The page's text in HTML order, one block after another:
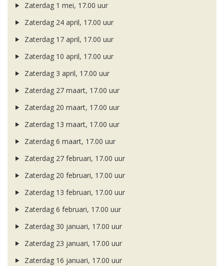
Zaterdag 1 mei, 17.00 uur
Zaterdag 24 april, 17.00 uur
Zaterdag 17 april, 17.00 uur
Zaterdag 10 april, 17.00 uur
Zaterdag 3 april, 17.00 uur
Zaterdag 27 maart, 17.00 uur
Zaterdag 20 maart, 17.00 uur
Zaterdag 13 maart, 17.00 uur
Zaterdag 6 maart, 17.00 uur
Zaterdag 27 februari, 17.00 uur
Zaterdag 20 februari, 17.00 uur
Zaterdag 13 februari, 17.00 uur
Zaterdag 6 februari, 17.00 uur
Zaterdag 30 januari, 17.00 uur
Zaterdag 23 januari, 17.00 uur
Zaterdag 16 januari, 17.00 uur